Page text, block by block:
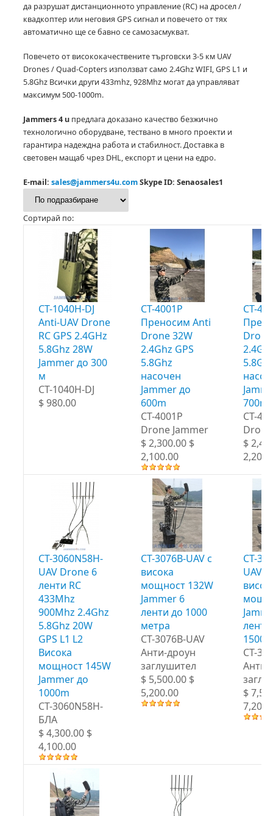
да разрушат дистанционното управление (RC) на дросел /
квадкоптер или неговия GPS сигнал и повечето от тях
автоматично ще се бавно се самозасмукват.
Повечето от висококачествените търговски 3-5 км UAV
Drones / Quad-Copters използват само 2.4Ghz WIFI, GPS L1 и
5.8Ghz Всички други 433mhz, 928Mhz могат да управляват
максимум 500-1000m.
Jammers 4 uпредлага доказано качество безжично
технологично оборудване, тествано в много проекти и
гарантира надеждна работа и стабилност.Доставка в
световен мащаб чрез DHL, експорт и цени на едро.
E-mail: sales@jammers4u.comSkype ID: Senaosales1
Сортирай по:
CT-1040H-DJ
Anti-UAV Drone
RC GPS 2.4GHz
5.8Ghz 28W
Jammer до 300
м
CT-1040H-DJ
$ 980.00
CT-4001P
Преносим Anti
Drone 32W
2.4Ghz GPS
5.8Ghz
насочен
Jammer до
600m
CT-4001P
Drone Jammer
$ 2,300.00 $
2,100.00
CT-
700m
CT-
$
CT-3060N58H-
UAV Drone 6
ленти RC
433Mhz
900Mhz 2.4Ghz
5.8Ghz 20W
GPS L1 L2
Висока
мощност 145W
Jammer до
1000m
CT-3060N58H-
БЛА
$ 4,300.00 $
4,100.00
CT-3076B-UAV с
висока
мощност 132W
Jammer 6
ленти до 1000
метра
CT-3076B-UAV
Анти-дроун
заглушител
$ 5,500.00 $
5,200.00
CT-
UAV
CT-
Анти-
$